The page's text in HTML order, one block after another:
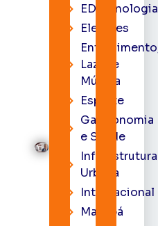
EDtecnologia
Eleições
Lazer e
Música
Esporte
Gastronomia
e Saúde
Infraestrutura
Urbana
Internacional
Macapá